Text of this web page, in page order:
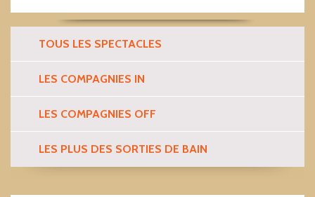
TOUS LES SPECTACLES
LES COMPAGNIES IN
LES COMPAGNIES OFF
LES PLUS DES SORTIES DE BAIN